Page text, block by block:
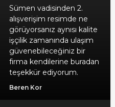
Sümen vadisinden 2.
alışverişim resimde ne
görüyorsanız aynısı kalite
işçilik zamanında ulaşım
güvenebileceğiniz bir
firma kendilerine buradan
teşekkür ediyorum.
Beren Kor